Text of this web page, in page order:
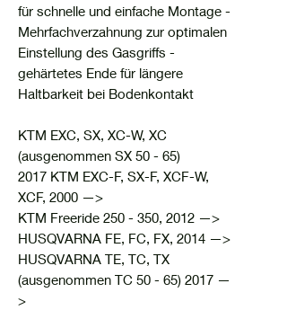
für schnelle und einfache Montage -
Mehrfachverzahnung zur optimalen
Einstellung des Gasgriffs -
gehärtetes Ende für längere
Haltbarkeit bei Bodenkontakt
KTM EXC, SX, XC-W, XC
(ausgenommen SX 50 - 65)
2017 KTM EXC-F, SX-F, XCF-W,
XCF, 2000 —>
KTM Freeride 250 - 350, 2012 —>
HUSQVARNA FE, FC, FX, 2014 —>
HUSQVARNA TE, TC, TX
(ausgenommen TC 50 - 65) 2017 —
>